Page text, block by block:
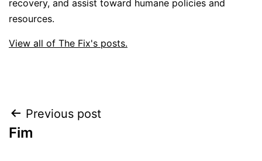
recovery, and assist toward humane policies and
resources.
View all of The Fix's posts.
Post
navigation
Previous post
Fim